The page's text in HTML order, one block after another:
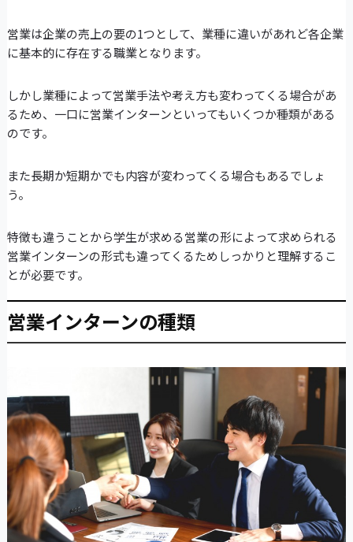
営業は企業の売上の要の1つとして、業種に違いがあれど各企業
に基本的に存在する職業となります。
しかし業種によって営業手法や考え方も変わってくる場合があ
るため、一口に営業インターンといってもいくつか種類がある
のです。
また長期か短期かでも内容が変わってくる場合もあるでしょ
う。
特徴も違うことから学生が求める営業の形によって求められる
営業インターンの形式も違ってくるためしっかりと理解するこ
とが必要です。
営業インターンの種類